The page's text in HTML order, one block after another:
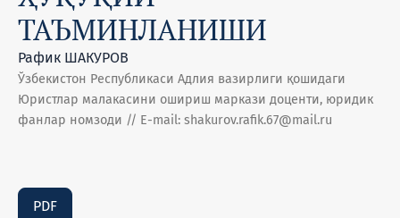
ТАЪМИНЛАНИШИ
Рафик ШАКУРОВ
Ўзбекистон Республикаси Адлия вазирлиги қошидаги
Юристлар малакасини ошириш маркази доценти, юридик
фанлар номзоди // E-mail: shakurov.rafik.67@mail.ru
PDF